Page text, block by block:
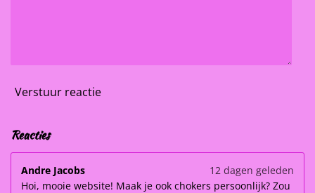
Verstuur reactie
Reacties
Andre Jacobs
12 dagen geleden
Hoi, mooie website! Maak je ook chokers persoonlijk? Zou